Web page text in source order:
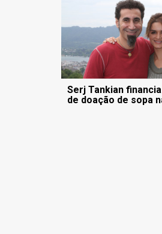
Serj Tankian
de doação de sopa